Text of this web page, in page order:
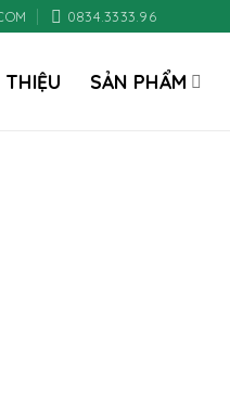
0834.3333.96
THIỆU SẢN PHẨM